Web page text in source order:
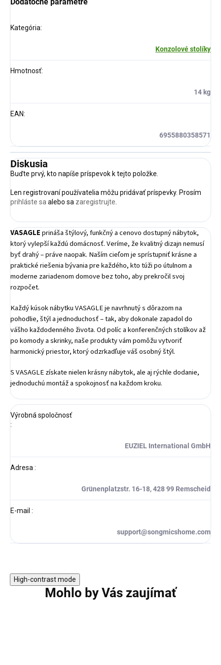
Kategória:
Konzolové stolíky
Hmotnosť:
14 kg
EAN:
6955880358571
Diskusia
Buďte prvý, kto napíše príspevok k tejto položke.
Len registrovaní používatelia môžu pridávať príspevky. Prosím
prihláste sa alebo sa zaregistrujte
VASAGLEprináša štýlový, funkčný a cenovo dostupný nábytok,
ktorý vylepší každú domácnosť. Veríme, že kvalitný dizajn nemusí
byť drahý – práve naopak. Naším cieľom je sprístupniť krásne a
praktické riešenia bývania pre každého, kto túži po útulnom a
moderne zariadenom domove bez toho, aby prekročil svoj
rozpočet.
Každý kúsok nábytku VASAGLE je navrhnutý s dôrazom na
pohodlie, štýl a jednoduchosť – tak, aby dokonale zapadol do
vášho každodenného života. Od políc a konferenčných stolíkov až
po komody a skrinky, naše produkty vám pomôžu vytvoriť
harmonický priestor, ktorý odzrkadľuje váš osobný štýl.
S VASAGLE získate nielen krásny nábytok, ale aj rýchle dodanie,
jednoduchú montáž a spokojnosť na každom kroku.
Výrobná spoločnosť
:
EUZIEL International GmbH
Adresa :
Grünenplatzstr. 16-18, 428 99 Remscheid
E-mail :
support@songmicshome.com
High-contrast mode
Mohlo by Vás zaujímať